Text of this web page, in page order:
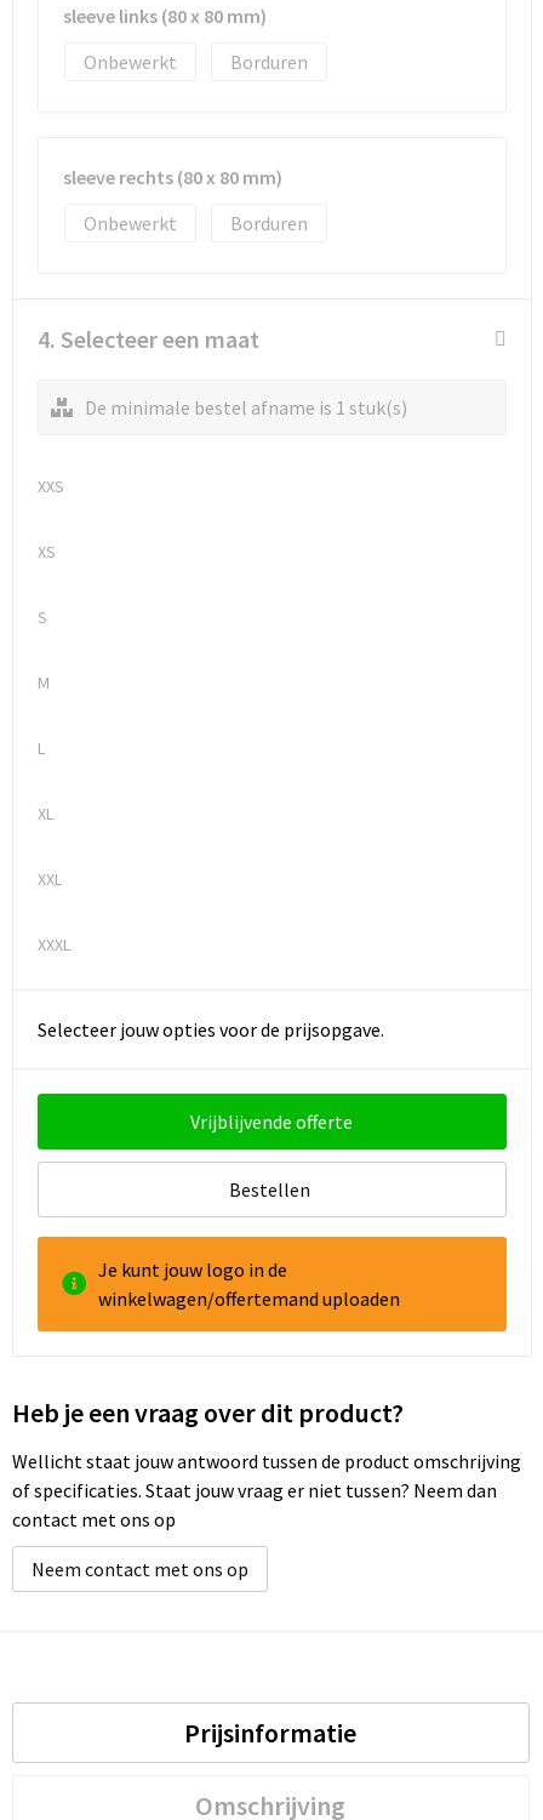
sleeve links (80 x 80 mm)
Onbewerkt
Borduren
sleeve rechts (80 x 80 mm)
Onbewerkt
Borduren
4. Selecteer een maat
De minimale bestel afname is 1 stuk(s)
XXS
XS
S
M
L
XL
XXL
XXXL
Selecteer jouw opties voor de prijsopgave.
Vrijblijvende offerte
Bestellen
Je kunt jouw logo in de
winkelwagen/offertemand uploaden
Heb je een vraag over dit product?
Wellicht staat jouw antwoord tussen de product omschrijving
of specificaties. Staat jouw vraag er niet tussen? Neem dan
contact met ons op
Neem contact met ons op
Prijsinformatie
Omschrijving